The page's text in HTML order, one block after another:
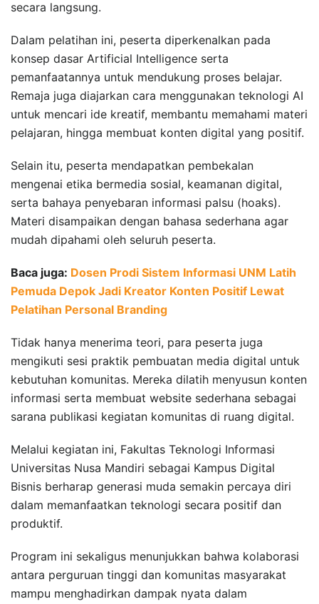
secara langsung.
Dalam pelatihan ini, peserta diperkenalkan pada
konsep dasar Artificial Intelligence serta
pemanfaatannya untuk mendukung proses belajar.
Remaja juga diajarkan cara menggunakan teknologi AI
untuk mencari ide kreatif, membantu memahami materi
pelajaran, hingga membuat konten digital yang positif.
Selain itu, peserta mendapatkan pembekalan
mengenai etika bermedia sosial, keamanan digital,
serta bahaya penyebaran informasi palsu (hoaks).
Materi disampaikan dengan bahasa sederhana agar
mudah dipahami oleh seluruh peserta.
Baca juga: Dosen Prodi Sistem Informasi UNM Latih
Pemuda Depok Jadi Kreator Konten Positif Lewat
Pelatihan Personal Branding
Tidak hanya menerima teori, para peserta juga
mengikuti sesi praktik pembuatan media digital untuk
kebutuhan komunitas. Mereka dilatih menyusun konten
informasi serta membuat website sederhana sebagai
sarana publikasi kegiatan komunitas di ruang digital.
Melalui kegiatan ini, Fakultas Teknologi Informasi
Universitas Nusa Mandiri sebagai Kampus Digital
Bisnis berharap generasi muda semakin percaya diri
dalam memanfaatkan teknologi secara positif dan
produktif.
Program ini sekaligus menunjukkan bahwa kolaborasi
antara perguruan tinggi dan komunitas masyarakat
mampu menghadirkan dampak nyata dalam